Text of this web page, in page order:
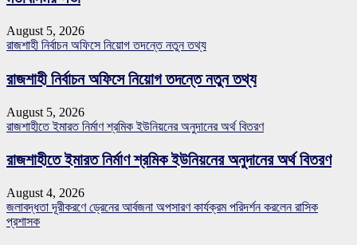
August 5, 2026
রাজশাহী নির্বাচন অফিসে নিয়োগ তদন্তে নতুন তথ্য
রাজশাহী নির্বাচন অফিসে নিয়োগ তদন্তে নতুন তথ্য
August 5, 2026
রাজশাহীতে ইমারত নির্মাণ শ্রমিক ইউনিয়নের অনুদানের অর্থ বিতরণ
রাজশাহীতে ইমারত নির্মাণ শ্রমিক ইউনিয়নের অনুদানের অর্থ বিতরণ
August 4, 2026
জলাবদ্ধতা দূরীকরণে ড্রেনের আর্বজনা অপসারণ কার্যক্রম পরিদর্শন করলেন রাসিক
প্রশাসক